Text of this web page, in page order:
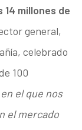
millones de
general,
celebrado
100
el que nos
el mercado